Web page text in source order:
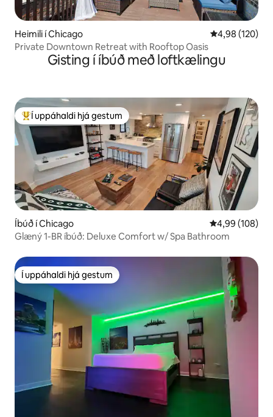
Heimili í Chicago 4,98 af 5 í
4,98 (120)
Private Downtown Retreat with Rooftop Oasis
Gisting í íbúð með loftkælingu
Í mestu uppáhaldi hjá gestum
Í uppáhaldi hjá gestum
Íbúð í Chicago 4,99 af 5 í
4,99 (108)
Glæný 1-BR íbúð: Deluxe Comfort w/ Spa Bathroom
Í uppáhaldi hjá gestum
Í uppáhaldi hjá gestum